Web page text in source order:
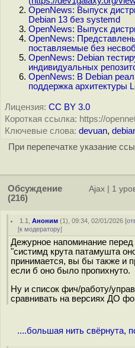
OpenNews: Выпуск
Debian 13 без systemd
OpenNews: Выпуск
OpenNews:
поставляемые без
OpenNews: Debian
индивидуальных
OpenNews: В Debian
поддержка архитектуры
Лицензия: CC BY 3.0
Короткая ссылка: https://
Ключевые слова: devuan,
При перепечатке указание
Обсуждение
(216)
Ajax 1
1.1 ,Аноним (1), 09:34, 02/01/2026 [
[к модератору]
Дежурное напоминание
"систимд крута патамушта
принимается, вы бы также и
если б оно было пропихнуто.
Ну и список фич/работу/
сравнивать на версиях ДО
....большая нить свёрнута,